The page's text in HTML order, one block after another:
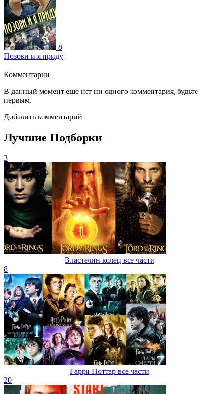
8
Позови и я приду
Комментарии
В данный момент еще нет ни одного комментария, будьте
первым.
Добавить комментарий
Лучшие Подборки
3
Властелин колец все части
8
Гарри Поттер все части
20